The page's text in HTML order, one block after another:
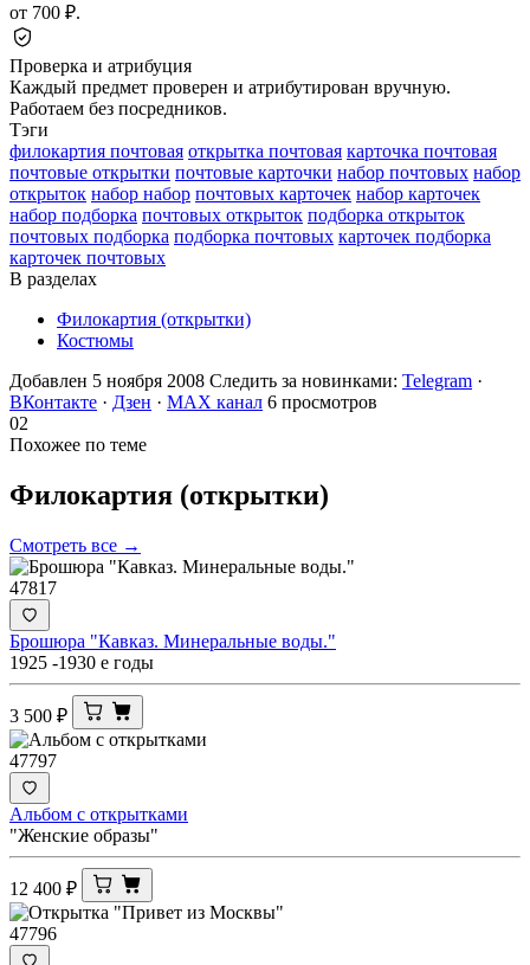
от 700 ₽.
Проверка и атрибуция
Каждый предмет проверен и атрибутирован вручную.
Работаем без посредников.
Тэги
филокартия почтовая открытка почтовая карточка почтовая
почтовые открытки почтовые карточки набор почтовых набор
открыток набор набор почтовых карточек набор карточек
набор подборка почтовых открыток подборка открыток
почтовых подборка подборка почтовых карточек подборка
карточек почтовых
В разделах
Филокартия (открытки)
Костюмы
Добавлен 5 ноября 2008 Следить за новинками: Telegram ·
ВКонтакте · Дзен · MAX канал 6 просмотров
02
Похожее по теме
Филокартия (открытки)
Смотреть все →
47817
Брошюра "Кавказ. Минеральные воды."
1925 -1930 е годы
3 500 ₽
47797
Альбом с открытками
"Женские образы"
12 400 ₽
47796